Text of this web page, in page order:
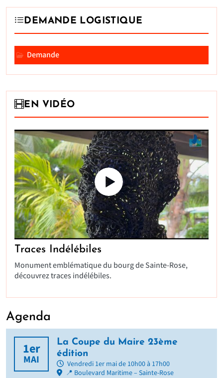
DEMANDE LOGISTIQUE
Demande
EN VIDÉO
Traces Indélébiles
Monument emblématique du bourg de Sainte-Rose,
découvrez traces indélébiles.
Agenda
1er
MAI
La Coupe du Maire 23ème
édition
Vendredi 1er mai de 10h00 à 17h00
📍 Boulevard Maritime – Sainte-Rose